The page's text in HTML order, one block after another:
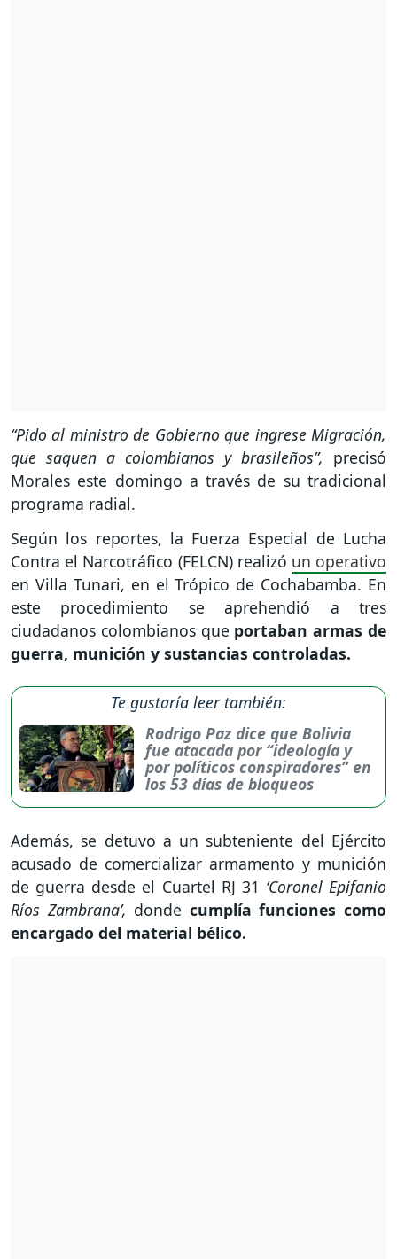
“Pido al ministro de Gobierno que ingrese Migración,
que saquen a colombianos y brasileños”, precisó
Morales este domingo a través de su tradicional
programa radial.
Según los reportes, la Fuerza Especial de Lucha
Contra el Narcotráfico (FELCN) realizó un operativo
en Villa Tunari, en el Trópico de Cochabamba. En
este procedimiento se aprehendió a tres
ciudadanos colombianos que portaban armas de
guerra, munición y sustancias controladas.
Te gustaría leer también:
Rodrigo Paz dice que Bolivia
fue atacada por “ideología y
por políticos conspiradores” en
los 53 días de bloqueos
Además, se detuvo a un subteniente del Ejército
acusado de comercializar armamento y munición
de guerra desde el Cuartel RJ 31 ‘Coronel Epifanio
Ríos Zambrana’, donde cumplía funciones como
encargado del material bélico.